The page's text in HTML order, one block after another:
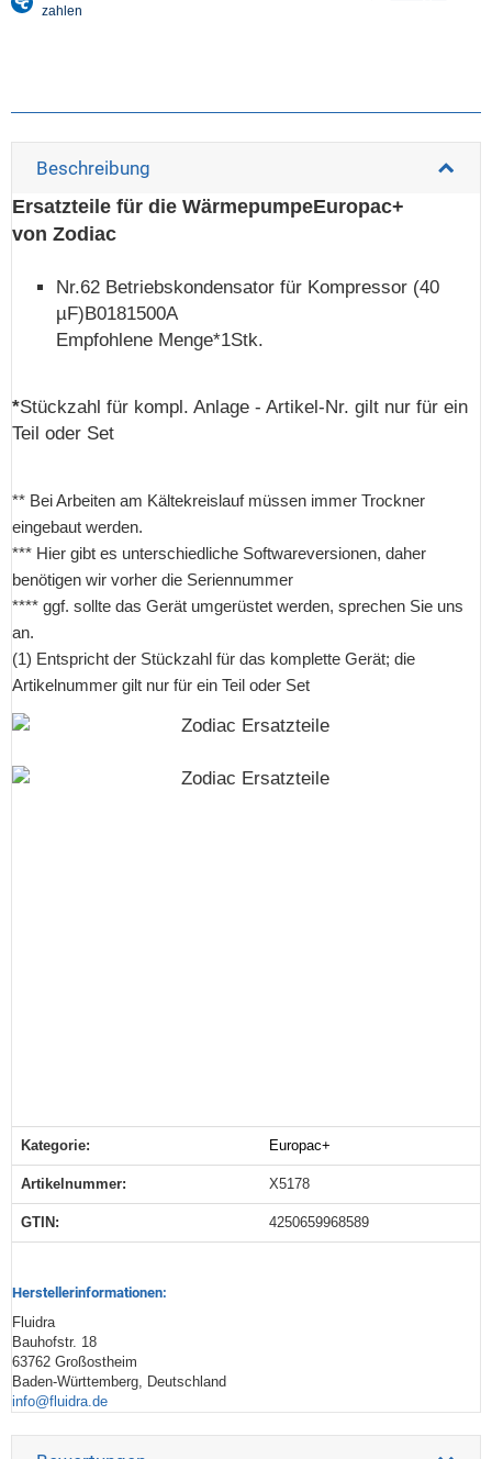
Beschreibung
Ersatzteile für die WärmepumpeEuropac+
von Zodiac
Nr.62 Betriebskondensator für Kompressor (40
µF)B0181500A
Empfohlene Menge*1Stk.
*Stückzahl für kompl. Anlage - Artikel-Nr. gilt nur für ein
Teil oder Set
** Bei Arbeiten am Kältekreislauf müssen immer Trockner
eingebaut werden.
*** Hier gibt es unterschiedliche Softwareversionen, daher
benötigen wir vorher die Seriennummer
**** ggf. sollte das Gerät umgerüstet werden, sprechen Sie uns
an.
(1) Entspricht der Stückzahl für das komplette Gerät; die
Artikelnummer gilt nur für ein Teil oder Set
Produkteigenschaft
Wert
Kategorie: Europac+
Artikelnummer: X5178
GTIN: 4250659968589
Herstellerinformationen:
Fluidra
Bauhofstr. 18
63762 Großostheim
Baden-Württemberg, Deutschland
info@fluidra.de